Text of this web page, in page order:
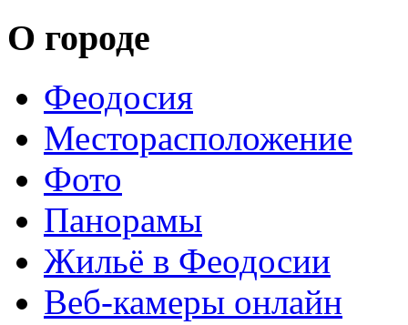
О городе
Феодосия
Месторасположение
Фото
Панорамы
Жильё в Феодосии
Веб-камеры онлайн